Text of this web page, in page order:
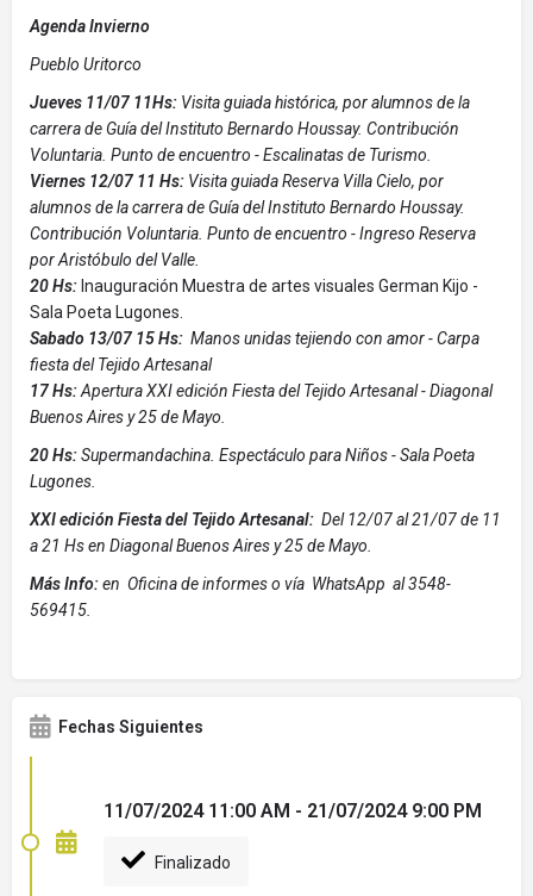
Agenda Invierno
Pueblo Uritorco
Jueves 11/07 11Hs: Visita guiada histórica, por alumnos de la
carrera de Guía del Instituto Bernardo Houssay. Contribución
Voluntaria. Punto de encuentro - Escalinatas de Turismo.
Viernes 12/07 11 Hs: Visita guiada Reserva Villa Cielo, por
alumnos de la carrera de Guía del Instituto Bernardo Houssay.
Contribución Voluntaria. Punto de encuentro - Ingreso Reserva
por Aristóbulo del Valle.
20 Hs: Inauguración Muestra de artes visuales German Kijo -
Sala Poeta Lugones.
Sabado 13/07 15 Hs: Manos unidas tejiendo con amor - Carpa
fiesta del Tejido Artesanal
17 Hs:Apertura XXI edición Fiesta del Tejido Artesanal - Diagonal
Buenos Aires y 25 de Mayo.
20 Hs:Supermandachina. Espectáculo para Niños - Sala Poeta
Lugones.
XXI edición Fiesta del Tejido Artesanal: Del 12/07 al 21/07 de 11
a 21 Hs en Diagonal Buenos Aires y 25 de Mayo.
Más Info:en Oficina de informes o vía WhatsApp al 3548-
569415.
Fechas Siguientes
11/07/2024 11:00 AM - 21/07/2024 9:00 PM
Finalizado